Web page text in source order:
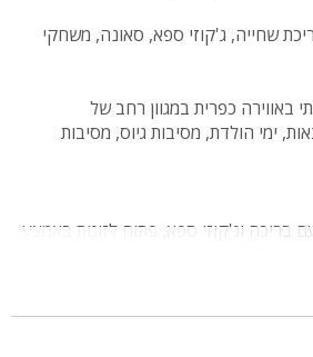
שחייה, ג'קוזי ספא, סאונה, משחקי
באווירה כפרית במגוון רחב של
ימי הולדת, מסיבות גיוס, מסיבות
בריכה וג'קוזי ספא, פתוח לזוגות באמצע